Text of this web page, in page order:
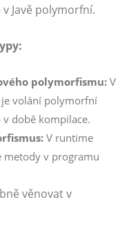
Javě polymorfní.
polymorfismu:V
volání polymorfní
době kompilace.
V runtime
metody v programu
věnovat v